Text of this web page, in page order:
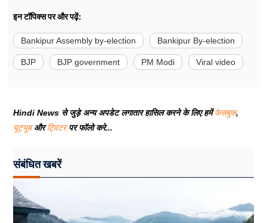
इन टॉपिक्स पर और पढ़ें:
Bankipur Assembly by-election Bankipur By-election
BJP BJP government PM Modi Viral video
Hindi News से जुड़े अन्य अपडेट लगातार हासिल करने के लिए हमेंफेसबुक,
यूट्यूबऔरट्विटरपर फॉलो करे...
संबंधित खबरें